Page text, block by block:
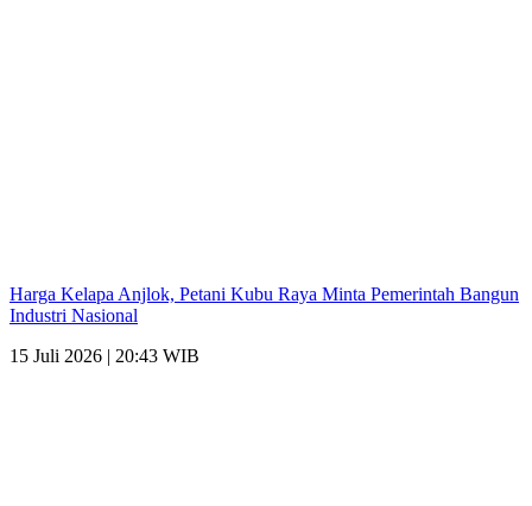
Harga Kelapa Anjlok, Petani Kubu Raya Minta Pemerintah Bangun
Industri Nasional
15 Juli 2026 | 20:43 WIB